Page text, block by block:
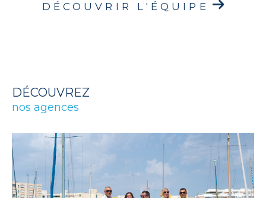
DÉCOUVRIR L'ÉQUIPE
DÉCOUVREZ
nos agences